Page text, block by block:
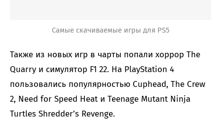
Самые скачиваемые игры для PS5
Также из новых игр в чарты попали хоррор The
Quarry и симулятор F1 22. На PlayStation 4
пользовались популярностью Cuphead, The Crew
2, Need for Speed Heat и Teenage Mutant Ninja
Turtles Shredder’s Revenge.